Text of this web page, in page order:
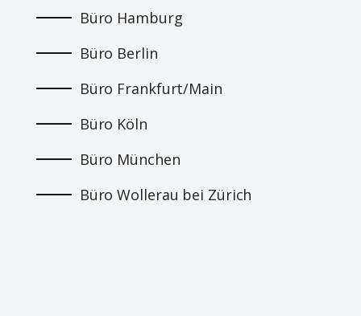
Büro Hamburg
Büro Berlin
Büro Frankfurt/Main
Büro Köln
Büro München
Büro Wollerau bei Zürich